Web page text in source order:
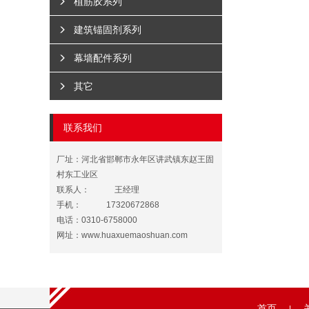
建筑锚固剂系列
幕墙配件系列
其它
联系我们
厂址：河北省邯郸市永年区讲武镇东赵王固
村东工业区
联系人：
王经理
手机：
17320672868
电话：0310-6758000
网址： www.huaxuemaoshuan.com